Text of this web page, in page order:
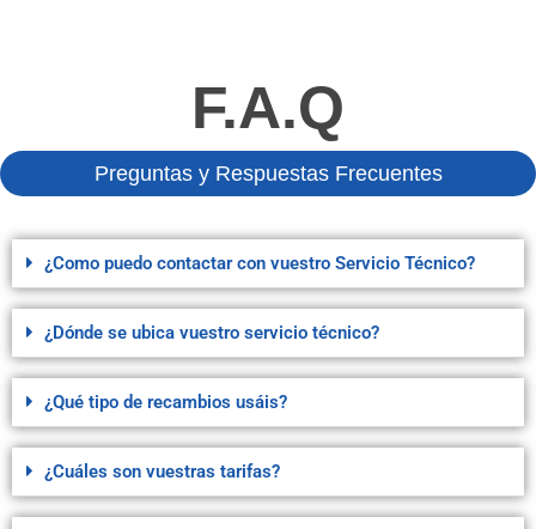
F.A.Q
Preguntas y Respuestas Frecuentes
¿Como puedo contactar con vuestro Servicio Técnico?
¿Dónde se ubica vuestro servicio técnico?
¿Qué tipo de recambios usáis?
¿Cuáles son vuestras tarifas?